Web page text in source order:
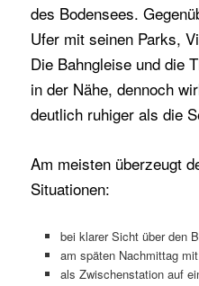
des Bodensees.
Ufer mit seinen Parks,
Die Bahngleise und die
in der Nähe, dennoch
deutlich ruhiger als die
Am meisten überzeugt
Situationen:
bei klarer Sicht über den
am späten Nachmittag
als Zwischenstation auf